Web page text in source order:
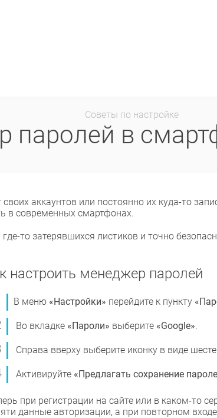
Советы по настройке
паролей в
аккаунтов или постоянно их куда-то
в современных смартфонах.
то затерявшихся листиков и точно
настроить менеджер паролей
В меню «Настройки» перейдите к пункту
Во вкладке «Пароли» выберите «Google».
Справа вверху выберите иконку в виде
Активируйте «Предлагать сохранение
при регистрации на сайте или в каком-то
данные авторизации, а при повторном